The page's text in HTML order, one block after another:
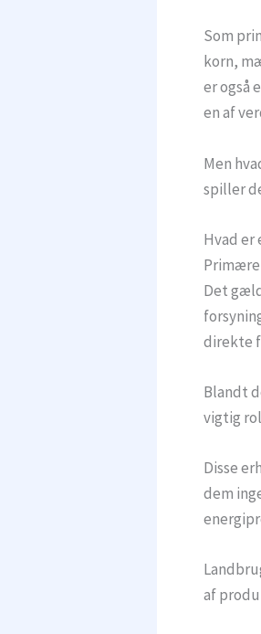
Som
korn,
er også
en af
Men
spiller
Hvad
Det
direkte
Blandt
vigtig
Disse
dem
af